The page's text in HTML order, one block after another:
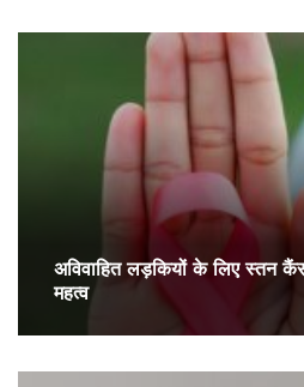
अविवाहित लड़कियों के लिए स्तन
महत्व